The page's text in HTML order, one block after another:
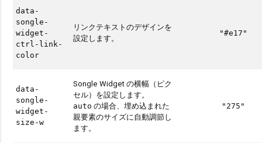
data-
songle-
widget-
ctrl-link-
color
リンクテキストのデザインを
設定します。
"#e17"
data-
songle-
widget-
size-w
Songle Widget の横幅（ピク
セル）を設定します。
auto の場合、埋め込まれた
親要素のサイズに自動調節し
ます。
"275"